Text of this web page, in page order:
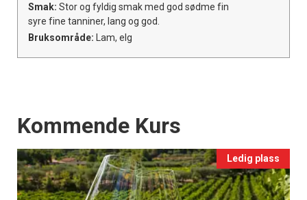
Smak: Stor og fyldig smak med god sødme fin
syre fine tanniner, lang og god.
Bruksområde: Lam, elg
Events
Kommende Kurs
Ledig plass